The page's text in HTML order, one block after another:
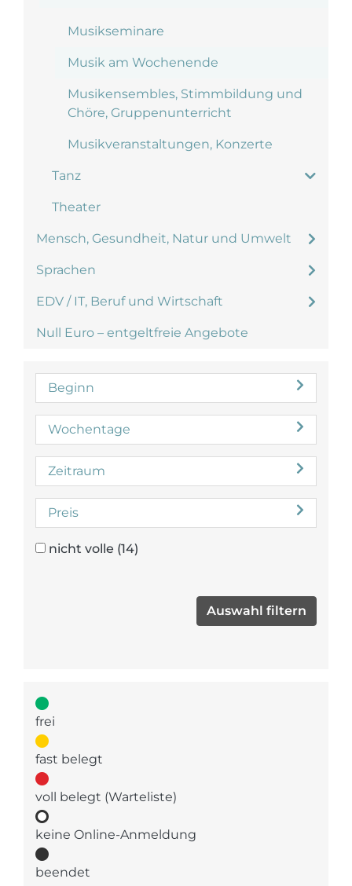
Musikseminare
Musik am Wochenende
Musikensembles, Stimmbildung und
Chöre, Gruppenunterricht
Musikveranstaltungen, Konzerte
Tanz
Theater
Mensch, Gesundheit, Natur und Umwelt
Sprachen
EDV / IT, Beruf und Wirtschaft
Null Euro – entgeltfreie Angebote
Beginn
Wochentage
Zeitraum
Preis
nicht volle (14)
frei
fast belegt
voll belegt (Warteliste)
keine Online-Anmeldung
beendet